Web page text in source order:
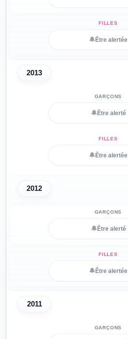
🔔 Être alertée
2013
🔔 Être alerté
🔔 Être alertée
2012
🔔 Être alerté
🔔 Être alertée
2011